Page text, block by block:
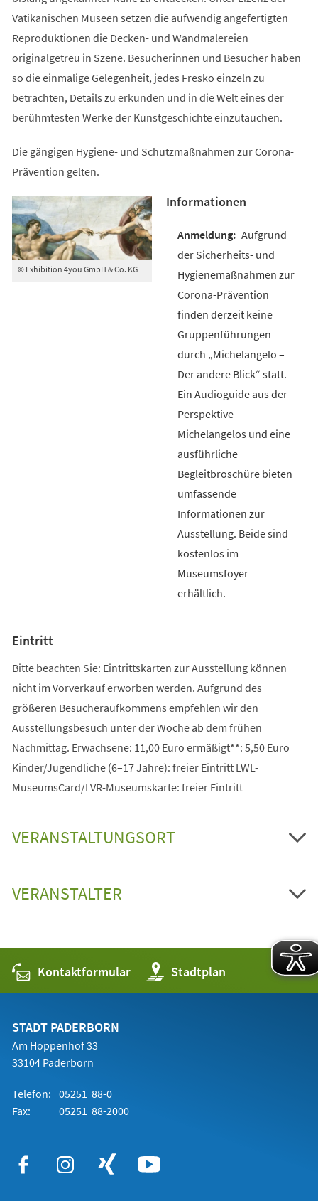
Vatikanischen Museen setzen die aufwendig angefertigten
Reproduktionen die Decken- und Wandmalereien
originalgetreu in Szene. Besucherinnen und Besucher haben
so die einmalige Gelegenheit, jedes Fresko einzeln zu
betrachten, Details zu erkunden und in die Welt eines der
berühmtesten Werke der Kunstgeschichte einzutauchen.
Die gängigen Hygiene- und Schutzmaßnahmen zur Corona-
Prävention gelten.
© Exhibition 4you GmbH & Co. KG
Informationen
Aufgrund
der Sicherheits- und
Hygienemaßnahmen zur
Corona-Prävention
finden derzeit keine
Gruppenführungen
durch „Michelangelo –
Der andere Blick“ statt.
Ein Audioguide aus der
Perspektive
Michelangelos und eine
ausführliche
Begleitbroschüre bieten
umfassende
Informationen zur
Ausstellung. Beide sind
kostenlos im
Museumsfoyer
erhältlich.
Eintritt
Bitte beachten Sie: Eintrittskarten zur Ausstellung können
nicht im Vorverkauf erworben werden. Aufgrund des
größeren Besucheraufkommens empfehlen wir den
Ausstellungsbesuch unter der Woche ab dem frühen
Nachmittag. Erwachsene: 11,00 Euro ermäßigt**: 5,50 Euro
Kinder/Jugendliche (6–17 Jahre): freier Eintritt LWL-
MuseumsCard/LVR-Museumskarte: freier Eintritt
VERANSTALTUNGSORT
VERANSTALTER
Kontaktformular Stadtplan
(Öffnet
in
einem
STADT PADERBORN
Am Hoppenhof 33
33104 Paderborn
Telefon: 05251 88-0
Fax:
05251 88-2000